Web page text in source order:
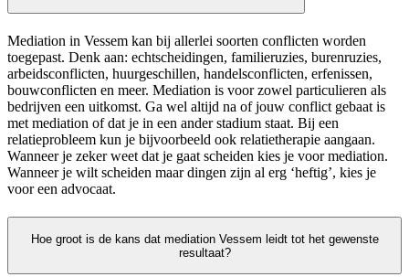
Mediation in Vessem kan bij allerlei soorten conflicten worden
toegepast. Denk aan: echtscheidingen, familieruzies, burenruzies,
arbeidsconflicten, huurgeschillen, handelsconflicten, erfenissen,
bouwconflicten en meer. Mediation is voor zowel particulieren als
bedrijven een uitkomst. Ga wel altijd na of jouw conflict gebaat is
met mediation of dat je in een ander stadium staat. Bij een
relatieprobleem kun je bijvoorbeeld ook relatietherapie aangaan.
Wanneer je zeker weet dat je gaat scheiden kies je voor mediation.
Wanneer je wilt scheiden maar dingen zijn al erg ‘heftig’, kies je
voor een advocaat.
Hoe groot is de kans dat mediation Vessem leidt tot het gewenste
resultaat?